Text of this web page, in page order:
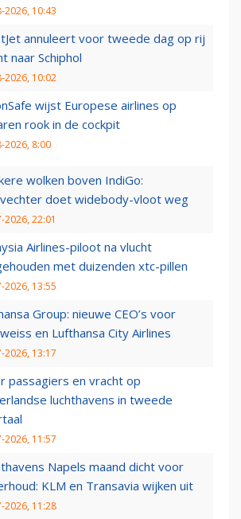
2026, 10:43
annuleert voor tweede dag op rij
naar Schiphol
2026, 10:02
wijst Europese airlines op
rook in de cockpit
2026, 8:00
wolken boven IndiGo:
doet widebody-vloot weg
2026, 22:01
Airlines-piloot na vlucht
met duizenden xtc-pillen
2026, 13:55
Group: nieuwe CEO’s voor
en Lufthansa City Airlines
2026, 13:17
passagiers en vracht op
luchthavens in tweede
2026, 11:57
Napels maand dicht voor
KLM en Transavia wijken uit
2026, 11:28